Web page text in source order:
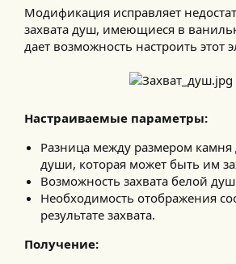
Модификация исправляет
захвата душ, имеющиеся в
дает возможность настроить этот
Настраиваемые параметры:
Разница между размером
души, которая может быть им
Возможность захвата белой
Необходимость отображения
результате захвата.
Получение: